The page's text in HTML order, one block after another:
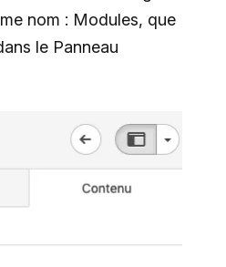
nom : Modules, que
le Panneau